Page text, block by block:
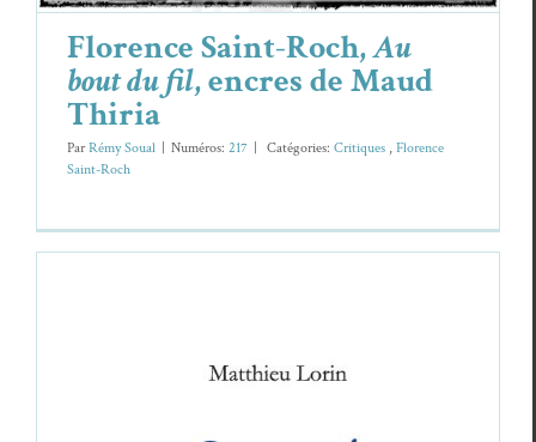
Florence Saint-Roch,Au
bout du fil, encres de Maud
Thiria
ParRémy Soual Numéros: 217 Caté­gories: Cri­tiques , Flo­rence
Saint-Roch